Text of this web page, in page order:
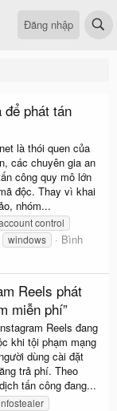
Đăng nhập
để phát tán
là thói quen của
các chuyên gia an
công quy mô lớn
độc. Thay vì khai
nhóm...
control
windows
Bình
Reels phát
miễn phí”
Reels đang
khi tội phạm mạng
dùng cài đặt
trả phí. Theo
tấn công đang...